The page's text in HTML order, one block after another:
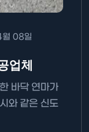
08일
업체
바닥 연마가
와 같은 신도